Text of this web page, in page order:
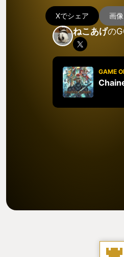
Xでシェア 画
ねこあげの
GAME